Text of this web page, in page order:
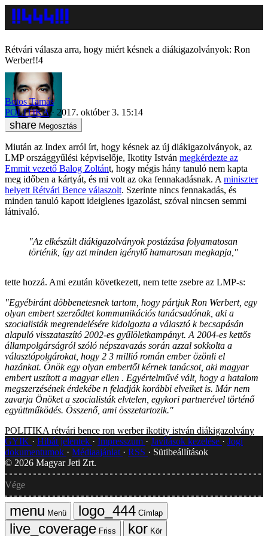
Rétvári válasza arra, hogy miért késnek a diákigazolványok: Ron
Werber!!4
Botos Tamás
POLITIKA
2017. október 3. 15:14
Megosztás
Miután az Index arról írt, hogy késnek az új diákigazolványok, az
LMP országgyűlési képviselője, Ikotity István megkérdezte az
Emmit vezető Balog Zoltánt, hogy mégis hány tanuló nem kapta
meg időben a kártyát, és mi volt az oka fennakadásnak. A miniszter
helyett Rétvári Bence válaszolt. Szerinte nincs fennakadás, és
minden tanuló kapott ideiglenes igazolást, szóval nincsen semmi
látnivaló.
"Az elkészült diákigazolványok postázása folyamatosan
történik, így azt minden igénylő hamarosan megkapja,"
tette hozzá. Ami ezután következett, nem tette zsebre az LMP-s:
"Egyébiránt döbbenetesnek tartom, hogy pártjuk Ron Werbert, egy
olyan embert szerződtet kommunikációs tanácsadónak, aki a
szocialisták megrendelésére kidolgozta a választó k becsapásán
alapuló visszataszító 2002-es gyűlöletkampányt. A 2004-es kettős
állampolgárságról szóló népszavazás során azzal sokkolta a
választópolgárokat, hogy 2 3 millió román ember özönli el
hazánkat. Önök egy olyan embertől kérnek tanácsot, aki magyar
embert uszított a magyar ellen . Egyértelművé vált, hogy a hatalom
megszerzésének érdekébe n feladják korábbi elveiket is. Már nem
zavarja Önöket a szocialisták elvtelen, egykori partnerével történő
együttműködés. Összenő, ami összetartozik."
POLITIKA rétvári bence ron werber ikotity istván diákigazolvány
GYIK
Hibát jelentek Impresszum Javítások kezelése
Jogi
dokumentumok
Médiaajánlat RSS
Sütibeállítások
© 2026 Magyar Jeti Zrt.
Vége
Menü
Címlap
Friss
Kör